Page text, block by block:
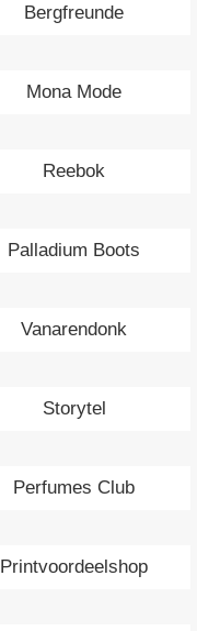
Bergfreunde
Mona Mode
Reebok
Palladium Boots
Vanarendonk
Storytel
Perfumes Club
Printvoordeelshop